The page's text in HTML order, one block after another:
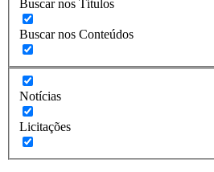
Buscar nos Títulos
Buscar nos Conteúdos
Notícias
Licitações